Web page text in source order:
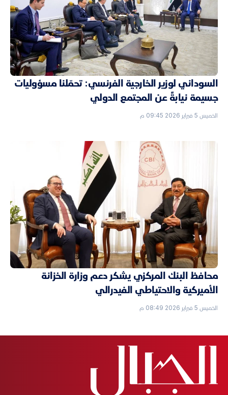
السوداني لوزير الخارجية الفرنسي: تحمّلنا مسؤوليات
جسيمة نيابةً عن المجتمع الدولي
الخميس 5 فبراير 2026 09:45 م
محافظ البنك المركزي يشكر دعم وزارة الخزانة
الأميركية والاحتياطي الفيدرالي
الخميس 5 فبراير 2026 08:49 م